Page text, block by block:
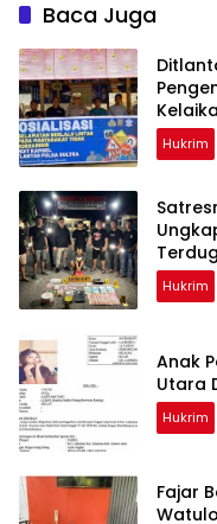
Baca Juga
Hukrim
Hukrim
Anak
Utara
Hukrim
‎Fajar